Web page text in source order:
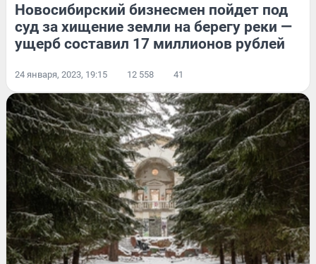
Новосибирский бизнесмен пойдет под
суд за хищение земли на берегу реки —
ущерб составил 17 миллионов рублей
24 января, 2023, 19:15 12 558 41